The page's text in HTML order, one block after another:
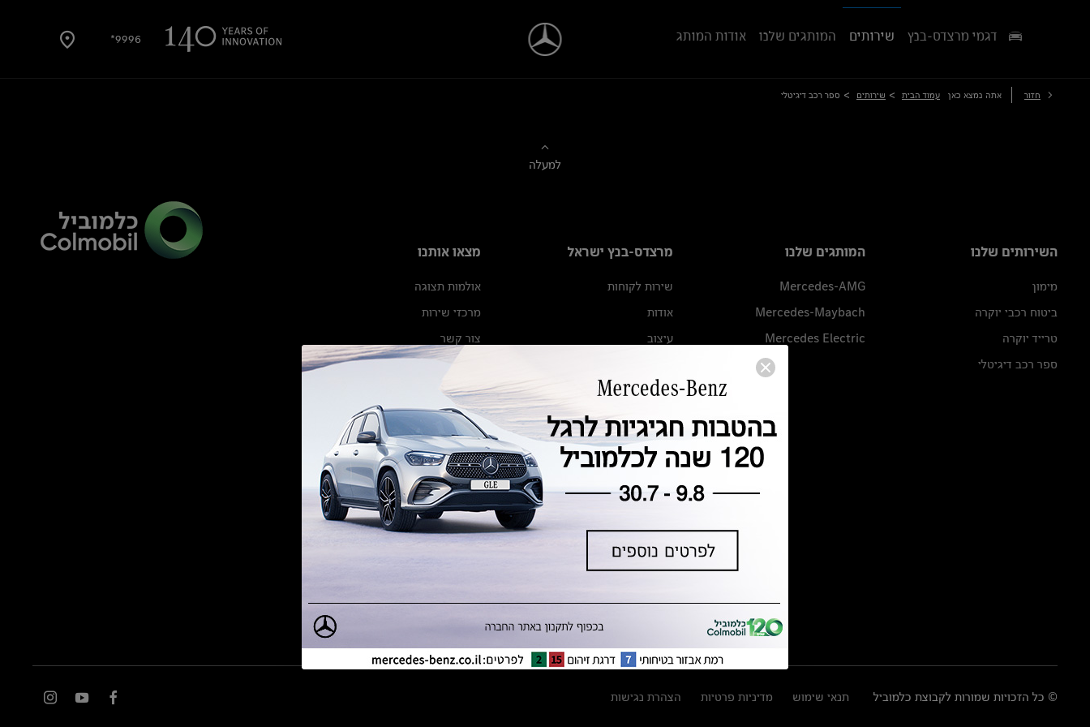
9996* דגמי מרצדס-בנץ שירותים המותגים שלנו אודות המותג
חזור אתה נמצא כאן עמוד הבית > שירותים > ספר רכב דיגיטלי
למעלה
השירותים שלנו
מימון
ביטוח רכבי יוקרה
טרייד יוקרה
ספר רכב דיגיטלי
המותגים שלנו
Mercedes-AMG
Mercedes-Maybach
Mercedes Electric
מרצדס-בנץ ישראל
שירות לקוחות
אודות
עיצוב
מגזין מרצדס-בנץ
ספרי רכב מרצדס-בנץ
נתוני זיהום אוויר וצריכת דלק וחשמל
נתוני תווית צמיגים
מחירון חלפים
הודעה על הטבות לרכבי מרצדס בהסדר
מצאו אותנו
אולמות תצוגה
מרכזי שירות
צור קשר
© כל הזכויות שמורות לקבוצת כלמוביל תנאי שימוש מדיניות פרטיות הצהרת נגישות